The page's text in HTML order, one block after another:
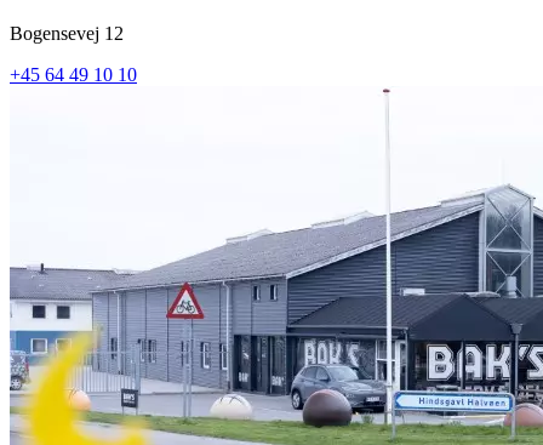
Bogensevej 12
+45 64 49 10 10